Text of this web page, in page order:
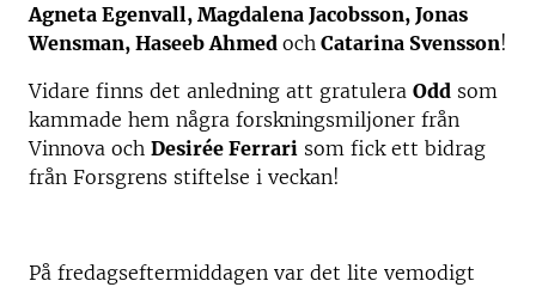
Agneta Egenvall, Magdalena Jacobsson, Jonas
Wensman, Haseeb Ahmed och Catarina Svensson!
Vidare finns det anledning att gratulera Odd som
kammade hem några forskningsmiljoner från
Vinnova och Desirée Ferrari som fick ett bidrag
från Forsgrens stiftelse i veckan!
På fredagseftermiddagen var det lite vemodigt